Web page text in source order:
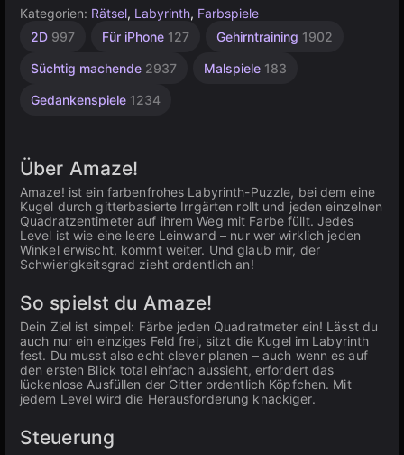
Kategorien: Rätsel, Labyrinth, Farbspiele
2D 997 Für iPhone 127 Gehirntraining 1902
Süchtig machende 2937 Malspiele 183
Gedankenspiele 1234
Desktop
Browser
Android
Über Amaze!
Amaze! ist ein farbenfrohes Labyrinth-Puzzle, bei dem eine
Kugel durch gitterbasierte Irrgärten rollt und jeden einzelnen
Quadratzentimeter auf ihrem Weg mit Farbe füllt. Jedes
Level ist wie eine leere Leinwand – nur wer wirklich jeden
Winkel erwischt, kommt weiter. Und glaub mir, der
Schwierigkeitsgrad zieht ordentlich an!
So spielst du Amaze!
Dein Ziel ist simpel: Färbe jeden Quadratmeter ein! Lässt du
auch nur ein einziges Feld frei, sitzt die Kugel im Labyrinth
fest. Du musst also echt clever planen – auch wenn es auf
den ersten Blick total einfach aussieht, erfordert das
lückenlose Ausfüllen der Gitter ordentlich Köpfchen. Mit
jedem Level wird die Herausforderung knackiger.
Steuerung